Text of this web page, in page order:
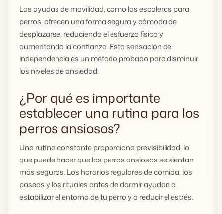
Las ayudas de movilidad, como las escaleras para
perros, ofrecen una forma segura y cómoda de
desplazarse, reduciendo el esfuerzo físico y
aumentando la confianza. Esta sensación de
independencia es un método probado para disminuir
los niveles de ansiedad.
¿Por qué es importante
establecer una rutina para los
perros ansiosos?
Una rutina constante proporciona previsibilidad, lo
que puede hacer que los perros ansiosos se sientan
más seguros. Los horarios regulares de comida, los
paseos y los rituales antes de dormir ayudan a
estabilizar el entorno de tu perro y a reducir el estrés.